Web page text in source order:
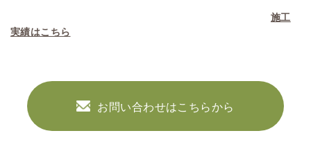
施工
実績はこちら
お問い合わせはこちらから